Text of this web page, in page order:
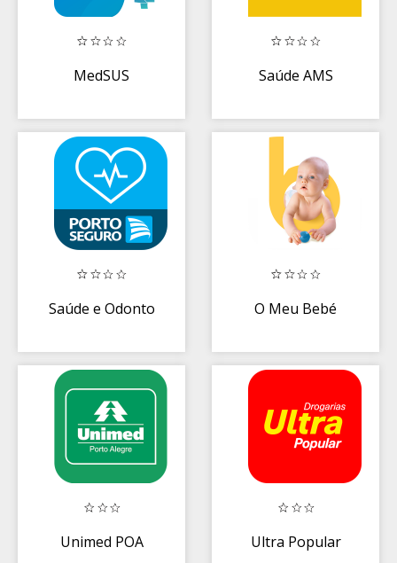
MedSUS Saúde AMS
Saúde e Odonto O Meu Bebé
Unimed POA Ultra Popular